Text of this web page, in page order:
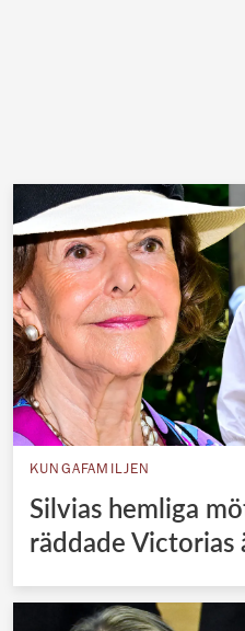
KUNGAFAMILJEN
Silvias hemliga
räddade Victorias